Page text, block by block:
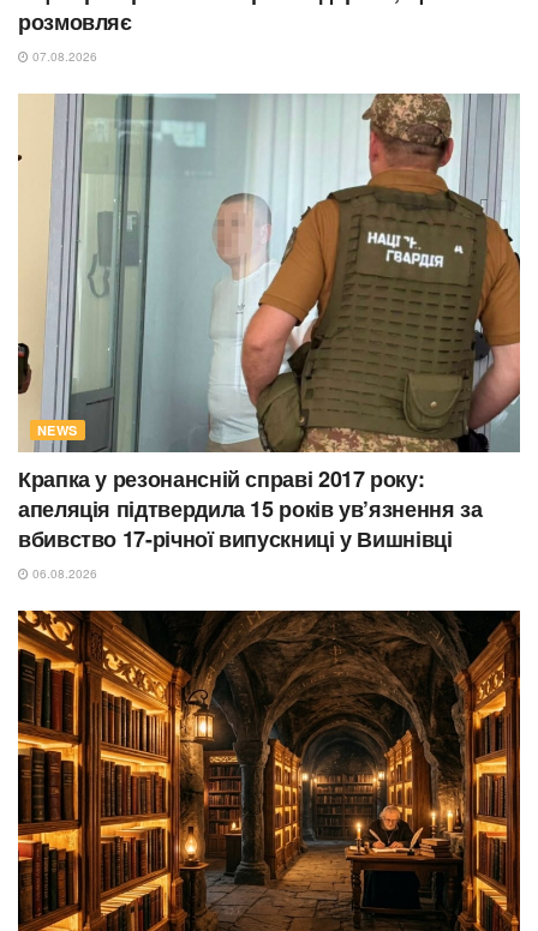
розмовляє
07.08.2026
NEWS
Крапка у резонансній справі 2017 року:
апеляція підтвердила 15 років ув’язнення за
вбивство 17-річної випускниці у Вишнівці
06.08.2026